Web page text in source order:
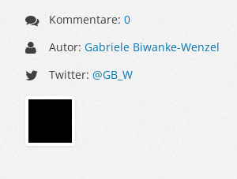
Kommentare:0
Autor:Gabriele Biwanke-Wenzel
Twitter:@GB_W